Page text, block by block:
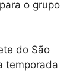
o grupo
do São
temporada